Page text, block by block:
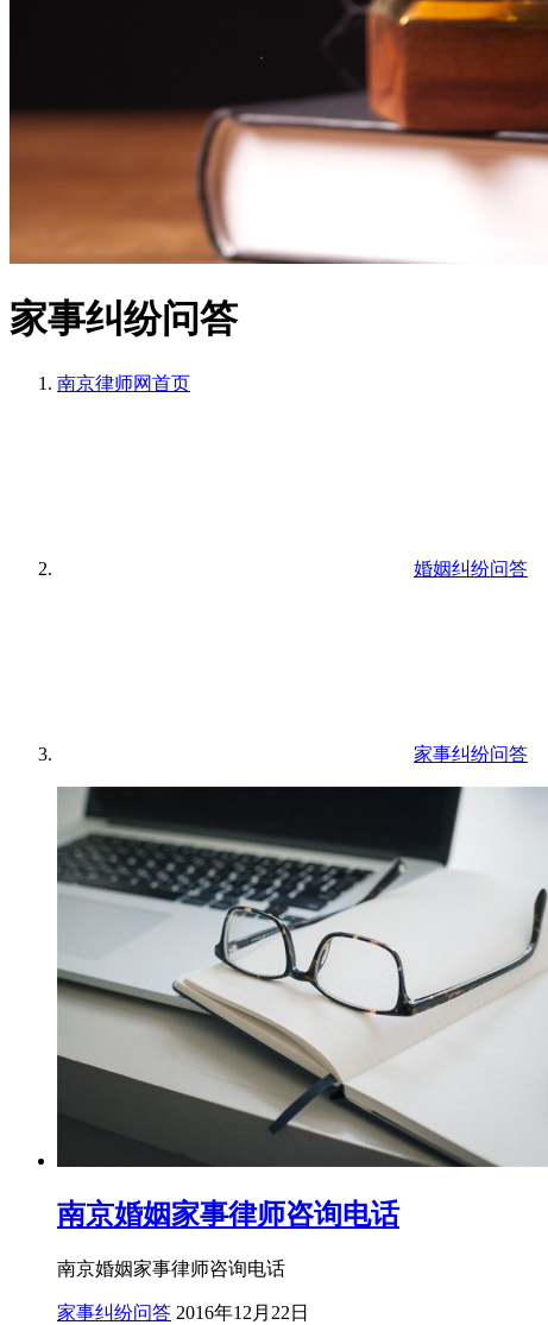
家事纠纷问答
南京律师网首页
婚姻纠纷问答
家事纠纷问答
南京婚姻家事律师咨询电话
南京婚姻家事律师咨询电话
家事纠纷问答 2016年12月22日